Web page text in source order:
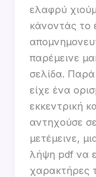
ελαφρύ
κάνοντάς το
παρέμεινε
σελίδα.
είχε ένα
εκκεντρική
αντηχούσε
μετέμεινε,
λήψη pdf να
χαρακτήρες